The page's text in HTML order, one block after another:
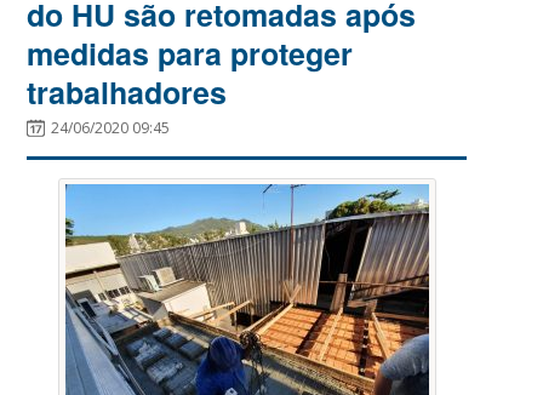
do HU são retomadas após
medidas para proteger
trabalhadores
24/06/2020 09:45